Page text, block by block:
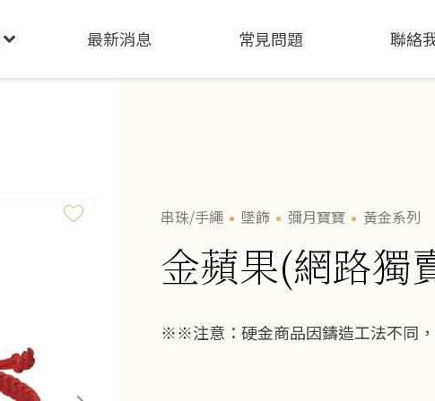
最新消息 常見問題 聯絡
串珠/手繩 墜飾 彌月寶寶 黃金系列
金蘋果(網路獨
※※注意：硬金商品因鑄造工法不同